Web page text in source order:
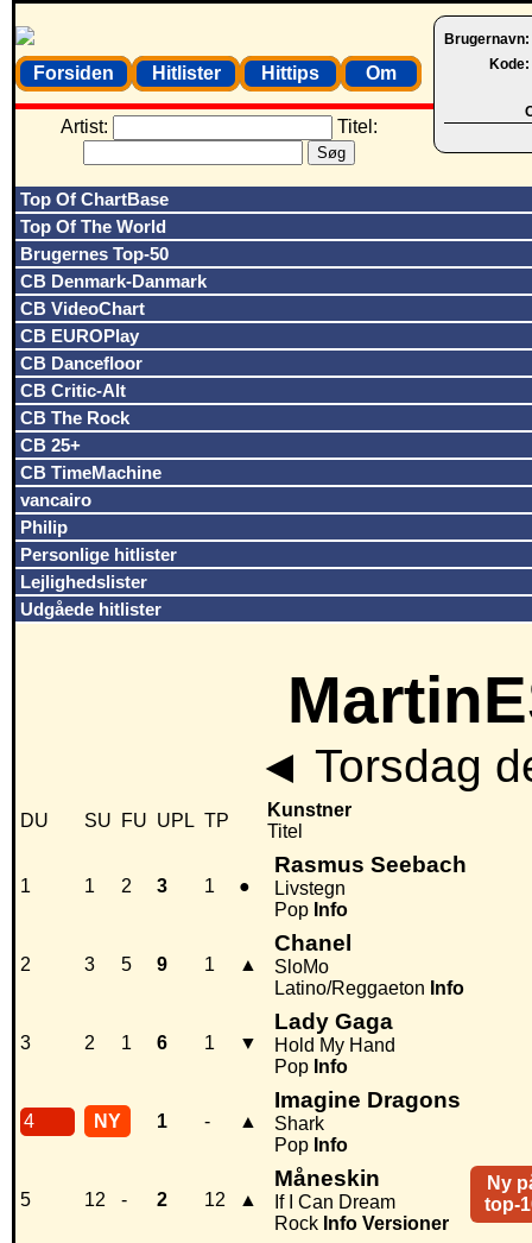
Brugernavn:
Kode:
Forsiden Hitlister Hittips Om
Artist: Titel:
Top Of ChartBase
Top Of The World
Brugernes Top-50
CB Denmark-Danmark
CB VideoChart
CB EUROPlay
CB Dancefloor
CB Critic-Alt
CB The Rock
CB 25+
CB TimeMachine
vancairo
Philip
Personlige hitlister
Lejlighedslister
Udgåede hitlister
◄ Torsdag
DU SU FU UPL TP
Kunstner
Titel
1 1 2 3 1 ●
Rasmus Seebach
Livstegn
Pop Info
2 3 5 9 1 ▲
Chanel
SloMo
Latino/Reggaeton Info
3 2 1 6 1 ▼
Lady Gaga
Hold My Hand
Pop Info
4 NY 1 - ▲
Imagine Dragons
Shark
Pop Info
5 12 - 2 12 ▲
Ny
top-
Måneskin
If I Can Dream
Rock Info Versioner